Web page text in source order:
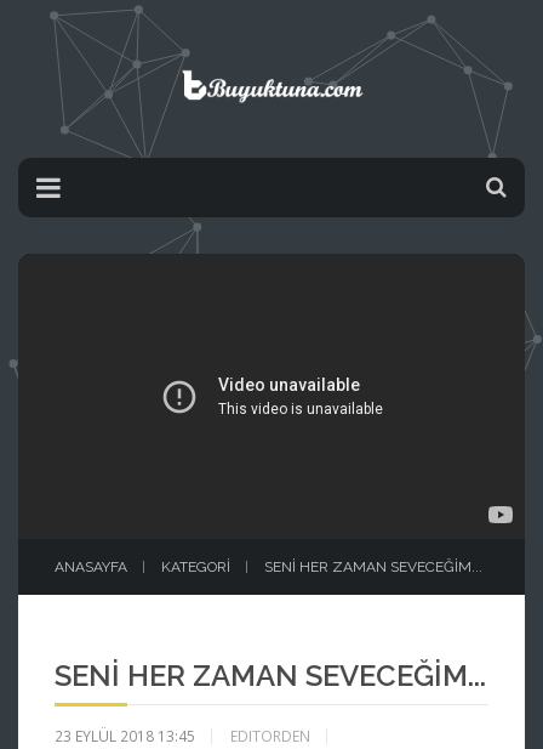
ANASAYFA KATEGORI SENI HER ZAMAN SEVECEĞIM...
SENI HER ZAMAN SEVECEĞIM...
23 EYLÜL 2018 13:45
EDITORDEN